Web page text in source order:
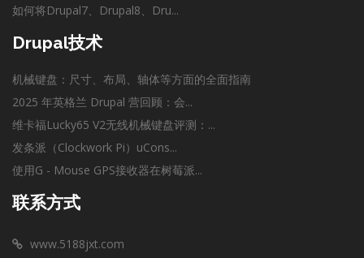
如何将Drupal7、Drupal8、Dru...
Drupal技术
机械键盘：尺寸、布局、轴体等方面的全面指南
2025 年英格兰 Drupal 营回顾：会...
维卡福Lucky65 V2无线机械键盘评测：...
发条派（Clockwork Pi）uCons...
使用G - Mouse GPS接收器在树莓派...
联系方式
www.5188jxt.com